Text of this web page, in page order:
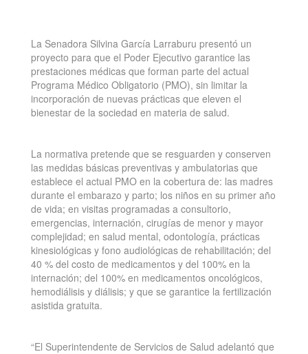
La Senadora Silvina García Larraburu presentó un
proyecto para que el Poder Ejecutivo garantice las
prestaciones médicas que forman parte del actual
Programa Médico Obligatorio (PMO), sin limitar la
incorporación de nuevas prácticas que eleven el
bienestar de la sociedad en materia de salud.
La normativa pretende que se resguarden y conserven
las medidas básicas preventivas y ambulatorias que
establece el actual PMO en la cobertura de: las madres
durante el embarazo y parto; los niños en su primer año
de vida; en visitas programadas a consultorio,
emergencias, internación, cirugías de menor y mayor
complejidad; en salud mental, odontología, prácticas
kinesiológicas y fono audiológicas de rehabilitación; del
40 % del costo de medicamentos y del 100% en la
internación; del 100% en medicamentos oncológicos,
hemodiálisis y diálisis; y que se garantice la fertilización
asistida gratuita.
“El Superintendente de Servicios de Salud adelantó que